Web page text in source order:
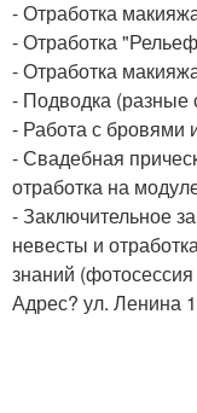
- Отработка
- Отработка
- Отработка
- Подводка (разные
- Работа с бровями
- Свадебная
отработка на
- Заключительное
невесты и
знаний
Адрес? ул. Ленина